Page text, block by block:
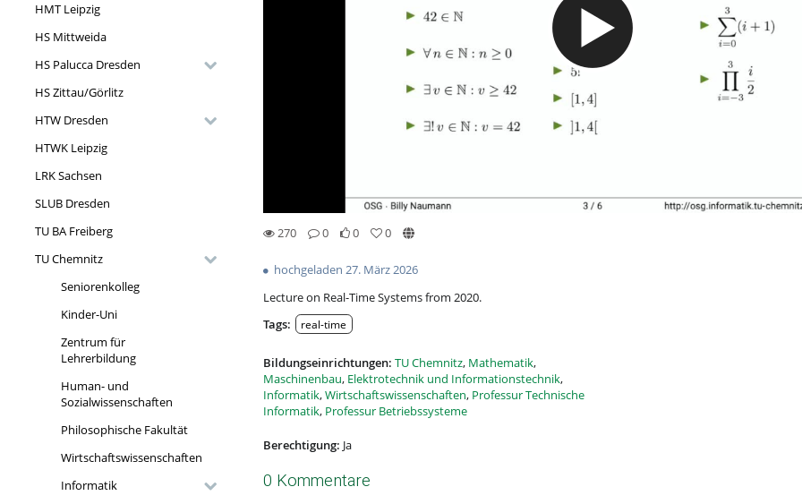
HMT Leipzig
HS Mittweida
HS Palucca Dresden
HS Zittau/Görlitz
HTW Dresden
HTWK Leipzig
LRK Sachsen
SLUB Dresden
TU BA Freiberg
TU Chemnitz
Seniorenkolleg
Kinder-Uni
Zentrum für
Lehrerbildung
Human- und
Sozialwissenschaften
Philosophische Fakultät
Wirtschaftswissenschaften
Informatik
270
0
0
0
hochgeladen 27. März 2026
Lecture on Real-Time Systems from 2020.
Tags:
real-time
Bildungseinrichtungen: TU Chemnitz, Mathematik,
Maschinenbau, Elektrotechnik und Informationstechnik,
Informatik,Wirtschaftswissenschaften, Professur Technische
Informatik, Professur Betriebssysteme
Berechtigung: Ja
0 Kommentare